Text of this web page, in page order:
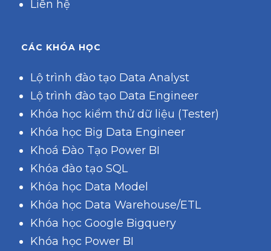
Liên hệ
CÁC KHÓA HỌC
Lộ trình đào tạo Data Analyst
Lộ trình đào tạo Data Engineer
Khóa học kiểm thử dữ liệu (Tester)
Khóa học Big Data Engineer
Khoá Đào Tạo Power BI
Khóa đào tạo SQL
Khóa học Data Model
Khóa học Data Warehouse/ETL
Khóa học Google Bigquery
Khóa học Power BI